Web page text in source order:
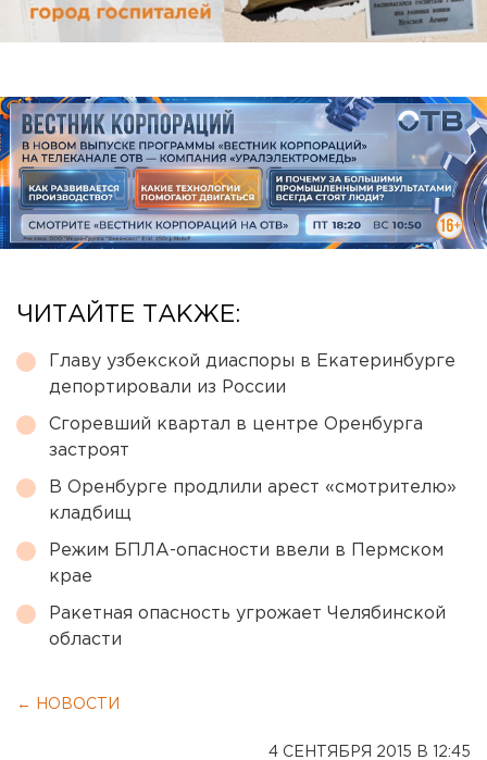
ЧИТАЙТЕ ТАКЖЕ:
Главу узбекской диаспоры в Екатеринбурге
депортировали из России
Сгоревший квартал в центре Оренбурга
застроят
В Оренбурге продлили арест «смотрителю»
кладбищ
Режим БПЛА-опасности ввели в Пермском
крае
Ракетная опасность угрожает Челябинской
области
← НОВОСТИ
4 СЕНТЯБРЯ 2015 В 12:45